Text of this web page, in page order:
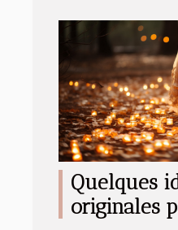
Quelques
originales